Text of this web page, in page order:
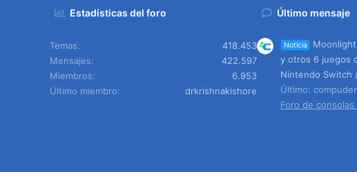
Estadísticas del foro
Temas
418.453
Mensajes
422.597
Miembros
6.953
Último miembro
drkrishnakishore
Último mensaje
Noticia
y otros 6 juegos
Nintendo Switch
Último:
Foro de